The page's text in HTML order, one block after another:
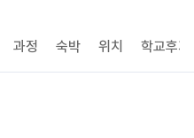
과정 숙박 위치 학교후기